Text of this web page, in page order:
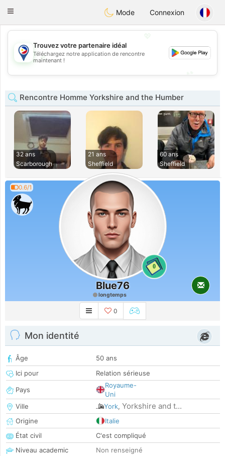
PhilippinesChat
Toggle
Mode Connexion
💖
💕
Trouvez votre partenaire idéal
Téléchargez notre application de rencontre
maintenant !
Rencontre Homme Yorkshire and the Humber
32 ans
Scarborough
21 ans
Sheffield
60 ans
Sheffield
0.6/1
0
Blue76
longtemps
0
Mon identité
Âge
50 ans
Ici pour
Relation sérieuse
Pays
Royaume-
Uni
Ville
York, Yorkshire and t...
Origine
Italie
État civil
C'est compliqué
Niveau academic
Non renseigné